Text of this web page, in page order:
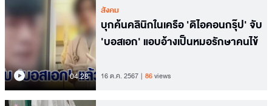
04.28
สังคม
บุกค้นคลินิกในเครือ 'ดิไอคอนกรุ๊ป' จับ
'บอสเอก' แอบอ้างเป็นหมอรักษาคนไข้
16 ต.ค. 2567 86views